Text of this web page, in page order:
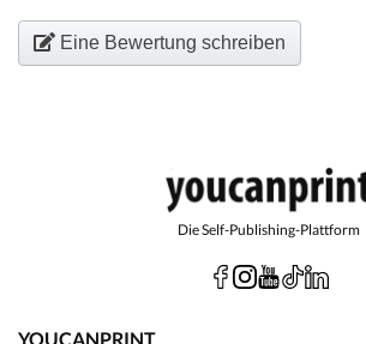
Eine Bewertung schreiben
Die Self-Publishing-Plattform
YOUCANPRINT